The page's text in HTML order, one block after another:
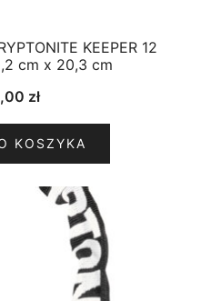
KEEPER 12
cm x 20,3 cm
zł
KOSZYKA